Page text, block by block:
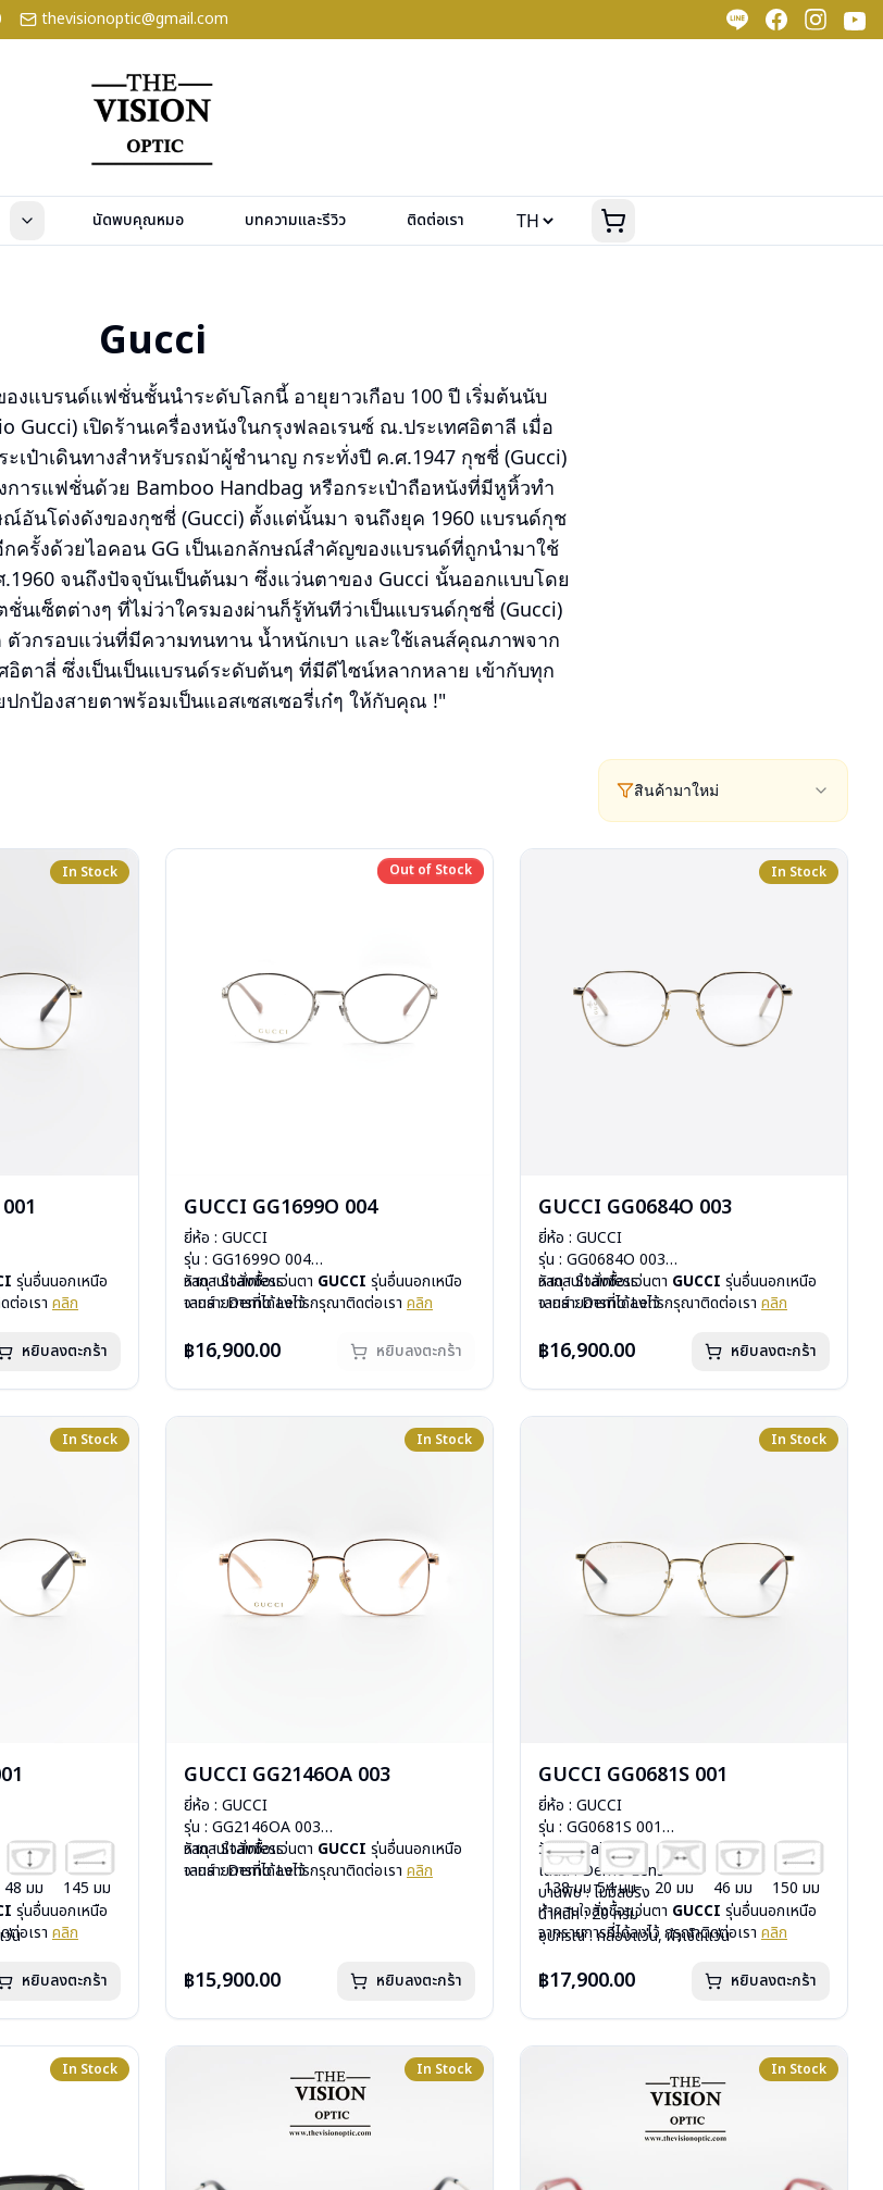
thevisionoptic@gmail.com
นัดพบคุณหมอ บทความและรีวิว ติดต่อเรา
Gucci
งแบรนด์แฟชั่นชั้นนำระดับโลกนี้ อายุยาวเกือบ 100 ปี เริ่มต้นนับ
Gucci) เปิดร้านเครื่องหนังในกรุงฟลอเรนซ์ ณ.ประเทศอิตาลี เมื่อ
เป๋าเดินทางสำหรับรถม้าผู้ชำนาญ กระทั่งปี ค.ศ.1947 กุชชี่ (Gucci)
ารแฟชั่นด้วย Bamboo Handbag หรือกระเป๋าถือหนังที่มีหูหิ้วทำ
อันโด่งดังของกุชชี่ (Gucci) ตั้งแต่นั้นมา จนถึงยุค 1960 แบรนด์กุช
กครั้งด้วยไอคอน GG เป็นเอกลักษณ์สำคัญของแบรนด์ที่ถูกนำมาใช้
จนถึงปัจจุบันเป็นต้นมา ซึ่งแว่นตาของ Gucci นั้นออกแบบโดย
นเซ็ตต่างๆ ที่ไม่ว่าใครมองผ่านก็รู้ทันทีว่าเป็นแบรนด์กุชชี่ (Gucci)
ตัวกรอบแว่นที่มีความทนทาน น้ำหนักเบา และใช้เลนส์คุณภาพจาก
อิตาลี่ ซึ่งเป็นเป็นแบรนด์ระดับต้นๆ ที่มีดีไซน์หลากหลาย เข้ากับทุก
กป้องสายตาพร้อมเป็นแอสเซสเซอรี่เก๋ๆ ให้กับคุณ !"
สินค้ามาใหม่
In Stock
รุ่นอื่นนอกเหนือ
ต่อเรา คลิก
หยิบลงตะกร้า
Out of Stock
Out of Stock
GUCCI GG1699O 004
ยี่ห้อ : GUCCI
รุ่น : GG1699O 004
วัสดุ : Stainless
เลนส์ : Demo Lens
น้ำหนัก : 23 กรัม
การรับประกัน : 1 ปี
หากสนใจสั่งชื้อแว่นตา GUCCI รุ่นอื่นนอกเหนือ
จากรายการที่ได้ลงไว้ กรุณาติดต่อเรา คลิก
ติดต่อเราคลิก
฿16,900.00 หยิบลงตะกร้า
In Stock
GUCCI GG0684O 003
ยี่ห้อ : GUCCI
รุ่น : GG0684O 003
วัสดุ : Stainless
เลนส์ : Demo Lens
น้ำหนัก : 17 กรัม
การรับประกัน : 1 ปี
หากสนใจสั่งชื้อแว่นตา GUCCI รุ่นอื่นนอกเหนือ
จากรายการที่ได้ลงไว้ กรุณาติดต่อเรา คลิก
฿16,900.00 หยิบลงตะกร้า
In Stock
น
48 มม
145 มม
รุ่นอื่นนอกเหนือ
ต่อเรา คลิก
หยิบลงตะกร้า
In Stock
GUCCI GG2146OA 003
ยี่ห้อ : GUCCI
รุ่น : GG2146OA 003
วัสดุ : Stainless
เลนส์ : Demo Lens
หากสนใจสั่งชื้อแว่นตา GUCCI รุ่นอื่นนอกเหนือ
จากรายการที่ได้ลงไว้ กรุณาติดต่อเรา คลิก
฿15,900.00 หยิบลงตะกร้า
In Stock
GUCCI GG0681S 001
ยี่ห้อ : GUCCI
รุ่น : GG0681S 001
วัสดุ : Stainless
เลนส์ : Demo Lens
บานพับ : ไม่มีสปริง
น้ำหนัก : 20 กรัม
อุปกรณ์ : กล่องแว่น, ผ้าเช็ดแว่น
138 มม 54 มม 20 มม 46 มม
150 มม
หากสนใจสั่งชื้อแว่นตา GUCCI รุ่นอื่นนอกเหนือ
จากรายการที่ได้ลงไว้ กรุณาติดต่อเรา คลิก
฿17,900.00 หยิบลงตะกร้า
In Stock In Stock In Stock